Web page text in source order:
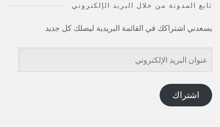
تابع المدونة من خلال البريد الإلكتروني
يسعدني اشتراكك في القائمة البريدية ليصلك كل جديد
عنوان
البريد
الإلكتروني
اشتراك